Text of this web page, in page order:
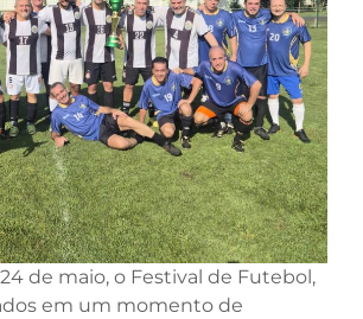
de maio, o Festival de Futebol,
em um momento de